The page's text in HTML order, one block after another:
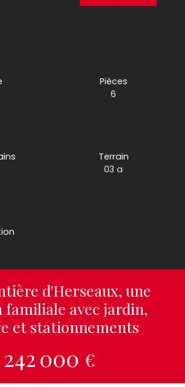
Pièces
6
Terrain
03 a
d'Herseaux, une
familiale avec jardin,
et stationnements
242 000 €